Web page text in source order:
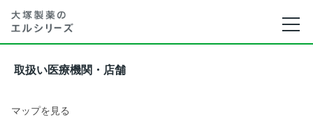
取扱い医療機関・店舗
マップを見る